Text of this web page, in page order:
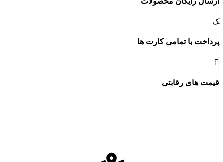
پرداخت با تمامی کارت ها
قیمت های رقابتی